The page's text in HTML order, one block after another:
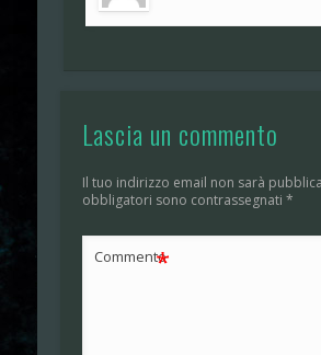
Lascia un commento
Il tuo indirizzo email non sarà
obbligatori sono contrassegnati *
Commento
*